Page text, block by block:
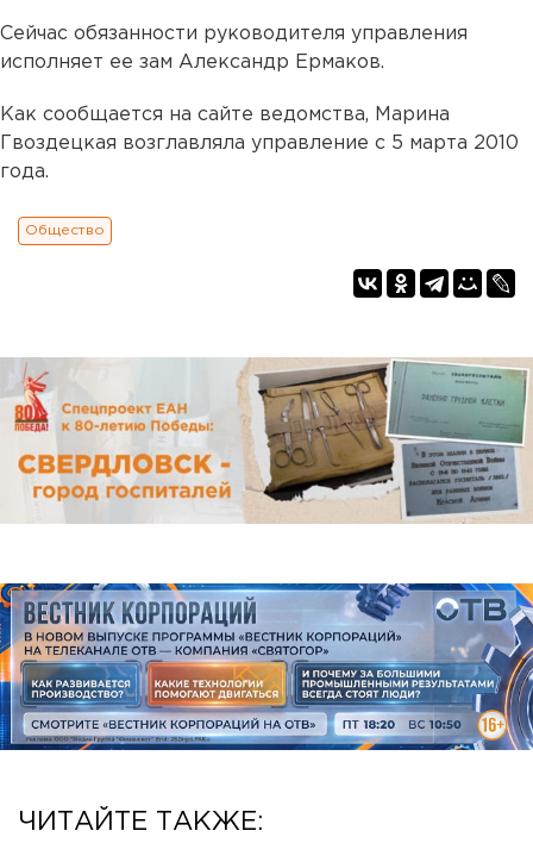
Сейчас обязанности руководителя управления
исполняет ее зам Александр Ермаков.
Как сообщается на сайте ведомства, Марина
Гвоздецкая возглавляла управление с 5 марта 2010
года.
Общество
ЧИТАЙТЕ ТАКЖЕ: